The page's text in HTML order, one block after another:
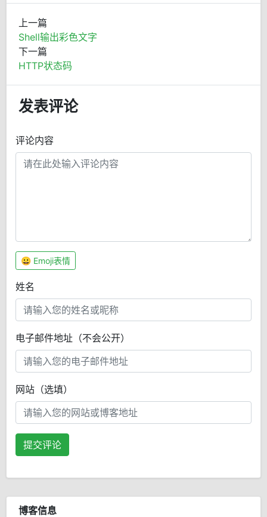
上一篇
Shell输出彩色文字
下一篇
HTTP状态码
发表评论
评论内容
😀 Emoji表情
姓名
电子邮件地址（不会公开）
网站（选填）
提交评论
博客信息